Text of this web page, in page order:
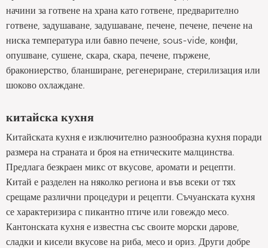
начини за готвене на храна като готвене, предварително
готвене, задушаване, задушаване, печене, печене, печене на
ниска температура или бавно печене, sous-vide, конфи,
опушване, сушене, скара, скара, печене, пържене,
бракониерство, бланширане, регенериране, стерилизация или
шоково охлаждане.
китайска кухня
Китайската кухня е изключително разнообразна кухня поради
размера на страната и броя на етническите малцинства.
Предлага безкраен микс от вкусове, аромати и рецепти.
Китай е разделен на няколко региона и във всеки от тях
срещаме различни процедури и рецепти. Съчуанската кухня
се характеризира с пикантно птиче или говеждо месо.
Кантонската кухня е известна със своите морски дарове,
сладки и кисели вкусове на риба, месо и ориз. Други добре